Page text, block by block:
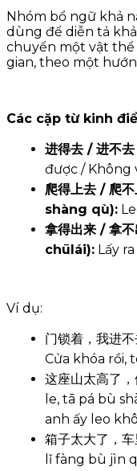
Nhóm bổ ngữ khả
dùng để diễn tả
chuyển một vật thể
gian, theo một
Các cặp từ kinh
进得去 / 进不
được / Không
爬得上去 / 爬
shàng qù):
拿得出来 / 拿
chūlái): Lấy
Ví dụ:
门锁着，我进
Cửa khóa rồi,
这座山太高了
le, tā pá bù
anh ấy leo
箱子太大了，
lǐ fàng bù jìn